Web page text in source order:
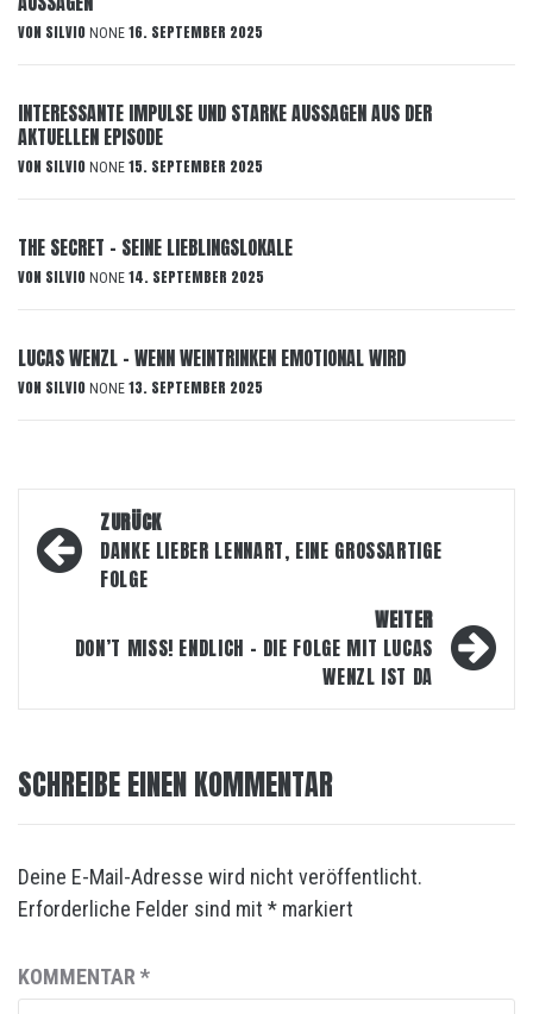
VON SILVIO NONE 16. SEPTEMBER 2025
INTERESSANTE IMPULSE UND STARKE AUSSAGEN AUS DER
AKTUELLEN EPISODE
VON SILVIO NONE 15. SEPTEMBER 2025
THE SECRET – SEINE LIEBLINGSLOKALE
VON SILVIO NONE 14. SEPTEMBER 2025
LUCAS WENZL – WENN WEINTRINKEN EMOTIONAL WIRD
VON SILVIO NONE 13. SEPTEMBER 2025
Beitragsnavigation
ZURÜCK
DANKE LIEBER LENNART, EINE GROSSARTIGE
FOLGE
WEITER
DON’T MISS! ENDLICH – DIE FOLGE MIT LUCAS
WENZL IST DA
SCHREIBE EINEN KOMMENTAR
Deine E-Mail-Adresse wird nicht veröffentlicht.
Erforderliche Felder sind mit * markiert
KOMMENTAR *